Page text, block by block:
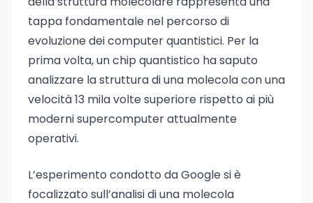
tappa fondamentale nel percorso di
evoluzione dei computer quantistici. Per la
prima volta, un chip quantistico ha saputo
analizzare la struttura di una molecola con una
velocità 13 mila volte superiore rispetto ai più
moderni supercomputer attualmente
operativi.
L’esperimento condotto da Google si è
focalizzato sull’analisi di una molecola